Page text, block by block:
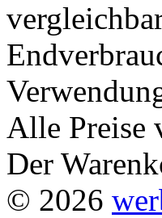
Alle Preise
Der
© 2026